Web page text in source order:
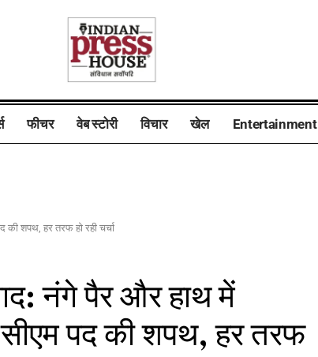
फीचर वेब स्टोरी विचार खेल Entertainment
शपथ, हर तरफ हो रही चर्चा
नंगे पैर और हाथ में
पद की शपथ, हर तरफ